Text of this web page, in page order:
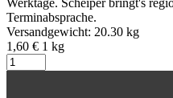
Werktage. Scheiper bringt's
Terminabsprache.
Versandgewicht: 20.30 kg
1,60 € 1 kg